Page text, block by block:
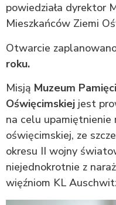
powiedziała dyrektor
Mieszkańców Ziemi
Otwarcie
roku.
Misją Muzeum
Oświęcimskiej jest
na celu upamiętnienie
oświęcimskiej, ze
okresu II wojny
niejednokrotnie z
więźniom KL